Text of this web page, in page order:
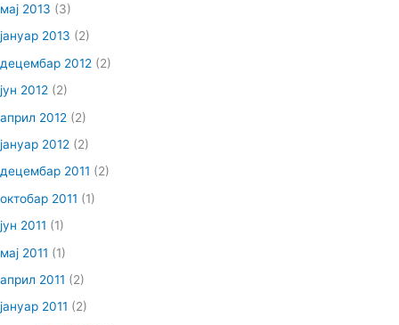
мај 2013 (3)
јануар 2013 (2)
децембар 2012 (2)
јун 2012 (2)
април 2012 (2)
јануар 2012 (2)
децембар 2011 (2)
октобар 2011 (1)
јун 2011 (1)
мај 2011 (1)
април 2011 (2)
јануар 2011 (2)